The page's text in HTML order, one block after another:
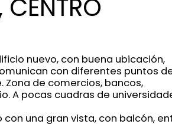
nuevo, con buena ubicación,
con diferentes puntos
Zona de comercios, bancos,
A pocas cuadras de
una gran vista, con balcón,